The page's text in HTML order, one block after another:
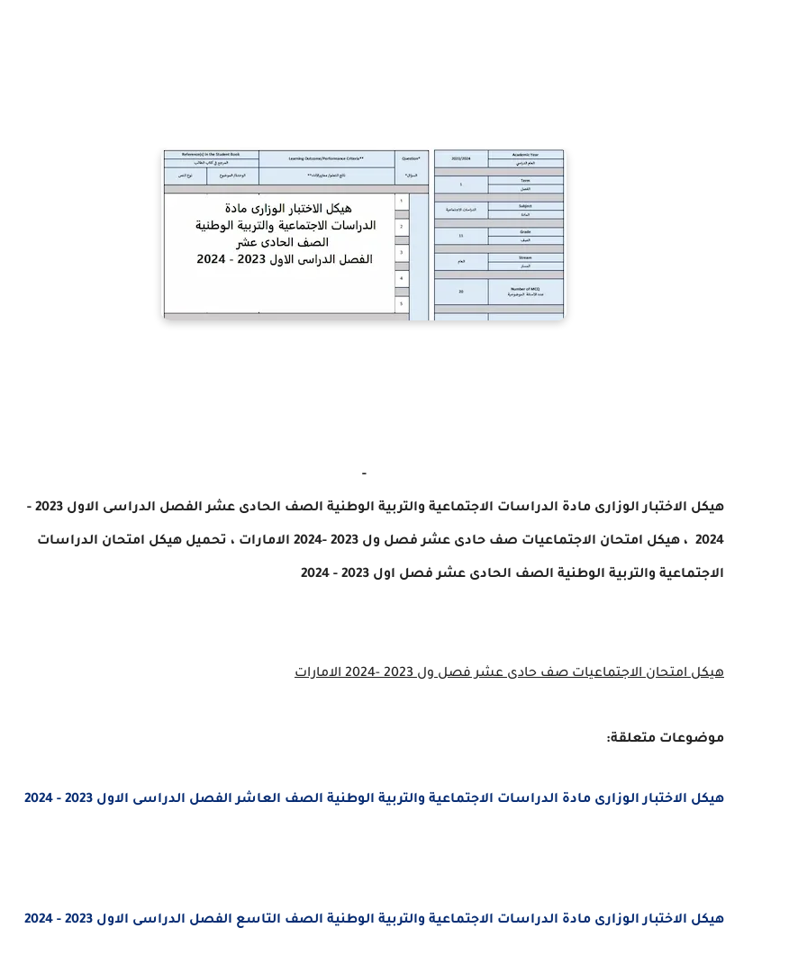
-
هيكل الاختبار الوزارى مادة الدراسات الاجتماعية والتربية الوطنية الصف الحادى عشر الفصل الدراسى الاول 2023 -
2024 ، هيكل امتحان الاجتماعيات صف حادى عشر فصل ول 2023 -2024 الامارات ، تحميل هيكل امتحان الدراسات
الاجتماعية والتربية الوطنية الصف الحادى عشرفصل اول 2023 - 2024
هيكل امتحان الاجتماعيات صف حادى عشر فصل ول 2023 -2024 الامارات
موضوعات متعلقة:
هيكل الاختبار الوزارى مادة الدراسات الاجتماعية والتربية الوطنية الصف العاشر الفصل الدراسى الاول 2023 - 2024
هيكل الاختبار الوزارى مادة الدراسات الاجتماعية والتربية الوطنية الصف التاسع الفصل الدراسى الاول 2023 - 2024